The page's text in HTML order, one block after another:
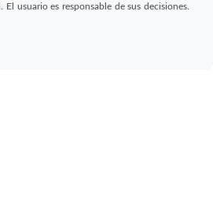
usuario es responsable de sus decisiones.